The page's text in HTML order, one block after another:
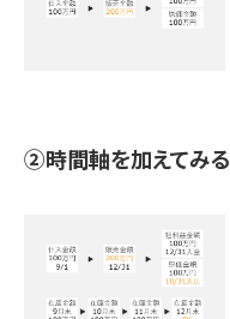
②時間軸を加えてみる